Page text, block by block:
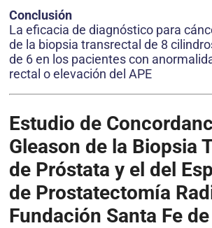
Conclusión
La eficacia de diagnóstico para
de la biopsia transrectal de 8
de 6 en los pacientes con
rectal o elevación del APE
Estudio de
Gleason de la Biopsia
de Próstata y el del
de Prostatectomía
Fundación Santa Fe